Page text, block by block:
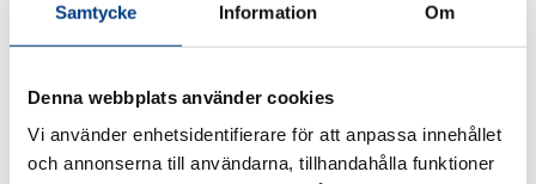
Samtycke Information Om
Denna webbplats använder cookies
Vi använder enhetsidentifierare för att anpassa innehållet
och annonserna till användarna, tillhandahålla funktioner
Policyn kommuniceras till alla anställda och hålls
tillgänglig för allmänheten.
DELA
PÅ
DELA
PÅ
DELA
PÅ
DELA
PÅ
PINTEREST